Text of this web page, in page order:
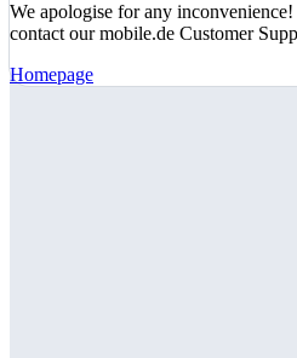
We apologise for any
contact our mobile.de Customer
Homepage